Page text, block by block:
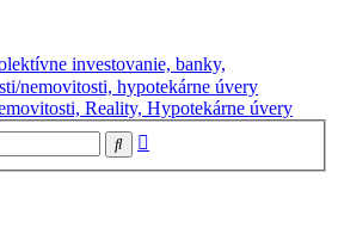
investovanie, banky,
nemovitosti, hypotekárne úvery
Reality, Hypotekárne úvery
Hľadať